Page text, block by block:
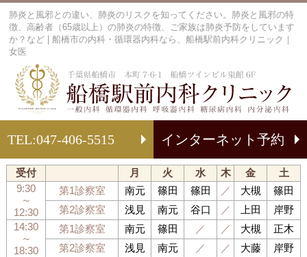
肺炎と風邪との違い、肺炎のリスクを知ってください。肺炎と風邪の特
徴、高齢者（65歳以上）の肺炎の特徴、ご家族は肺炎予防をしています
か？など | 船橋市の内科・循環器内科なら、船橋駅前内科クリニック｜
女医
TEL:047-406-5515 インターネット予約
受付 月 火 水 木 金
土
9:30
～
12:30
第1診察室 南元 篠田 篠田 ／ 大槻
篠田
第2診察室
浅見 南元 谷口 ／ 上田
岸野
14:30
～
18:30
第1診察室 南元 篠田 ／ ／ 大槻
正木
第2診察室
浅見 南元 ／ ／ 大藤 岸野